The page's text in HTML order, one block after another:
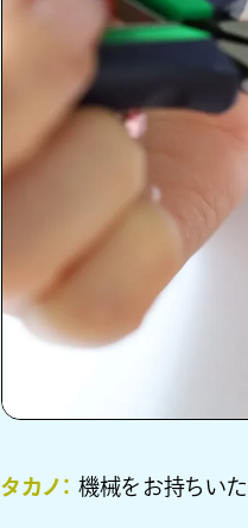
タカノ： 機械をお持ちいた